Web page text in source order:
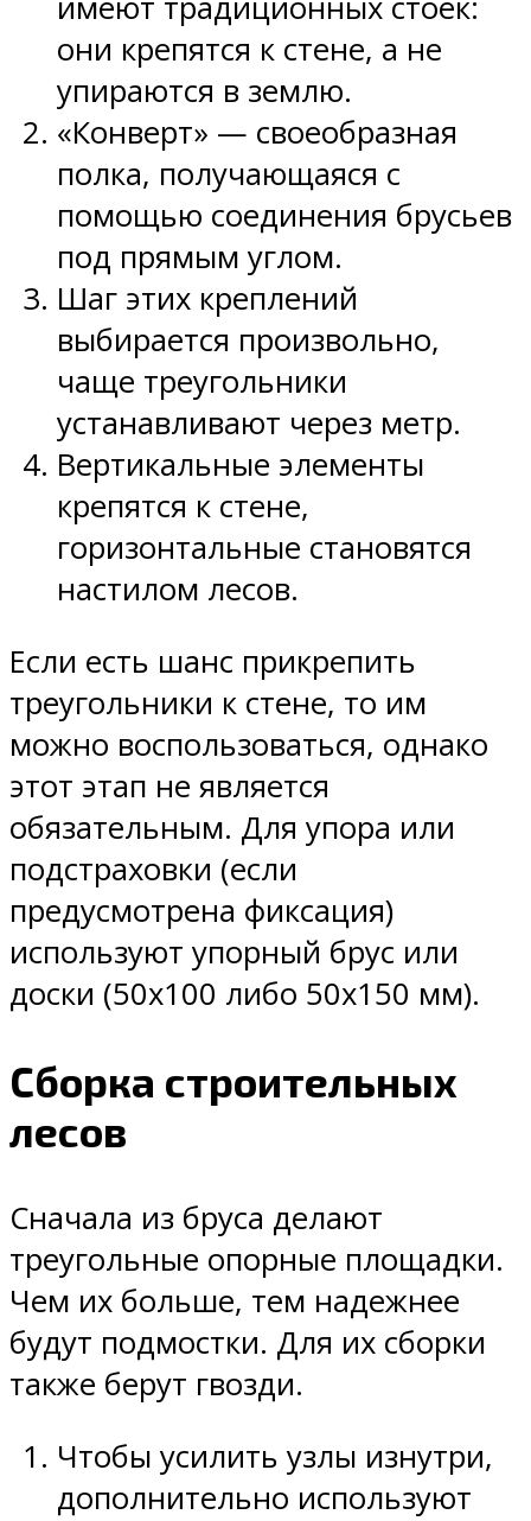
они крепятся к стене, а не
упираются в землю.
«Конверт» — своеобразная
полка, получающаяся с
помощью соединения брусьев
под прямым углом.
Шаг этих креплений
выбирается произвольно,
чаще треугольники
устанавливают через метр.
Вертикальные элементы
крепятся к стене,
горизонтальные становятся
настилом лесов.
Если есть шанс прикрепить
треугольники к стене, то им
можно воспользоваться, однако
этот этап не является
обязательным. Для упора или
подстраховки (если
предусмотрена фиксация)
используют упорный брус или
доски (50х100 либо 50х150 мм).
Сборка строительных
лесов
Сначала из бруса делают
треугольные опорные площадки.
Чем их больше, тем надежнее
будут подмостки. Для их сборки
также берут гвозди.
Чтобы усилить узлы изнутри,
дополнительно используют